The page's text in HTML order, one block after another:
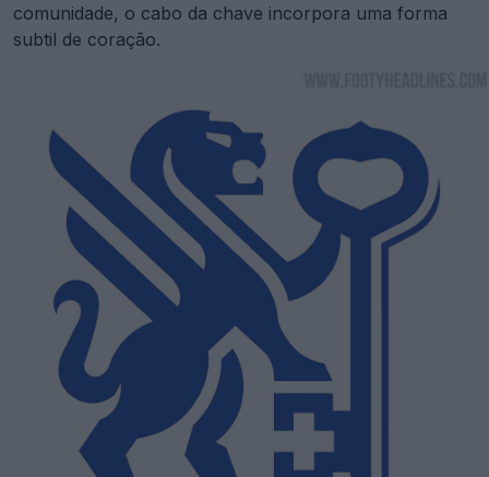
comunidade, o cabo da chave incorpora uma forma
subtil de coração.